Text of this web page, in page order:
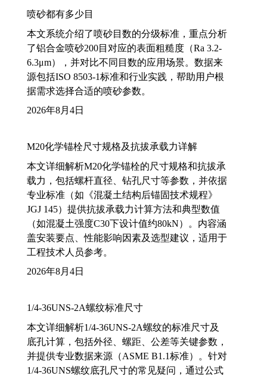
喷砂都有多少目
本文系统介绍了喷砂目数的分级标准，重点分析
了铝合金喷砂200目对应的表面粗糙度（Ra 3.2-
6.3μm），并对比不同目数的应用场景。数据来
源包括ISO 8503-1标准和行业实践，帮助用户根
据需求选择合适的喷砂参数。
2026年8月4日
M20化学锚栓尺寸规格及抗拔承载力详解
本文详细解析M20化学锚栓的尺寸规格和抗拔承
载力，包括螺杆直径、钻孔尺寸等参数，并依据
专业标准（如《混凝土结构后锚固技术规程》
JGJ 145）提供抗拔承载力计算方法和典型数值
（如混凝土强度C30下设计值约80kN）。内容涵
盖安装要点、性能影响因素及选型建议，适用于
工程技术人员参考。
2026年8月4日
1/4-36UNS-2A螺纹标准尺寸
本文详细解析1/4-36UNS-2A螺纹的标准尺寸及
底孔计算，包括外径、螺距、公差等关键参数，
并提供专业数据来源（ASME B1.1标准）。针对
1/4-36UNS螺纹底孔尺寸的常见疑问，通过公式